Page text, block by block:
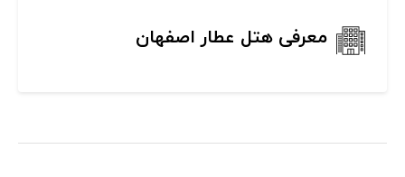
معرفی هتل عطار اصفهان